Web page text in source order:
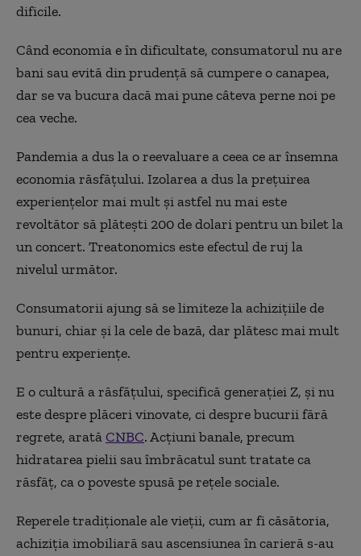
dificile.
Când economia e în dificultate, consumatorul nu are
bani sau evită din prudență să cumpere o canapea,
dar se va bucura dacă mai pune câteva perne noi pe
cea veche.
Pandemia a dus la o reevaluare a ceea ce ar însemna
economia răsfățului. Izolarea a dus la prețuirea
experiențelor mai mult și astfel nu mai este
revoltător să plătești 200 de dolari pentru un bilet la
un concert. Treatonomics este efectul de ruj la
nivelul următor.
Consumatorii ajung să se limiteze la achizițiile de
bunuri, chiar și la cele de bază, dar plătesc mai mult
pentru experiențe.
E o cultură a răsfățului, specifică generației Z, și nu
este despre plăceri vinovate, ci despre bucurii fără
regrete, aratăCNBC. Acțiuni banale, precum
hidratarea pielii sau îmbrăcatul sunt tratate ca
răsfăț, ca o poveste spusă pe rețele sociale.
Reperele tradiționale ale vieții, cum ar fi căsătoria,
achiziția imobiliară sau ascensiunea în carieră s-au